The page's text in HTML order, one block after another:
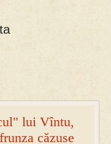
cu gulere albe
lui Vîntu,
căzuse